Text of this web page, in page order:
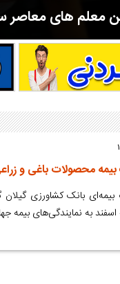
معلم های معاصر
مرحوم ملک
بازنشست شد.
محصولات باغی و
بانک کشاورزی گیلان
اسفند به نمایندگی‌های بیمه